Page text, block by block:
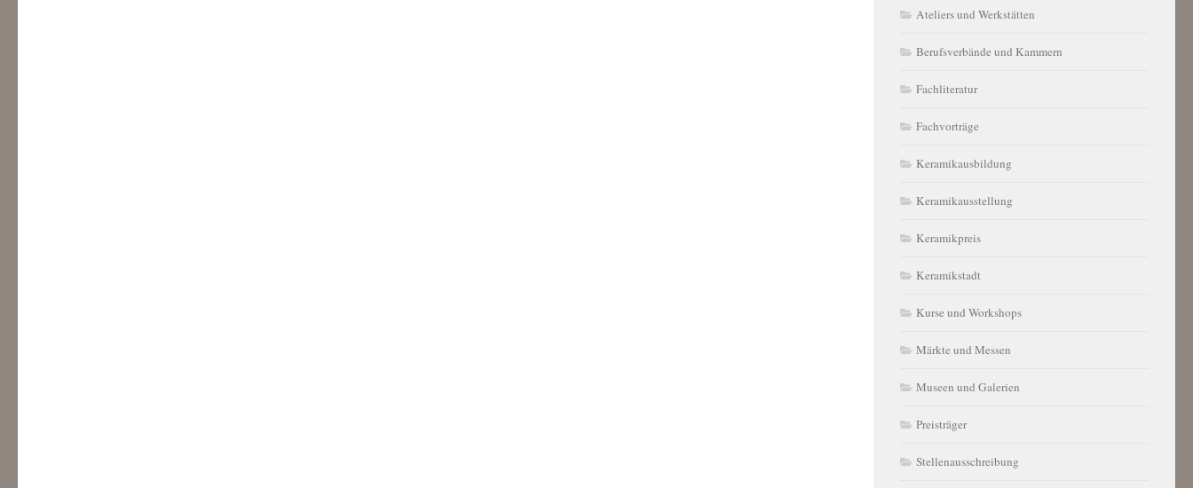
Ateliers und Werkstätten
Berufsverbände und Kammern
Fachliteratur
Fachvorträge
Keramikausbildung
Keramikausstellung
Keramikpreis
Keramikstadt
Kurse und Workshops
Märkte und Messen
Museen und Galerien
Preisträger
Stellenausschreibung